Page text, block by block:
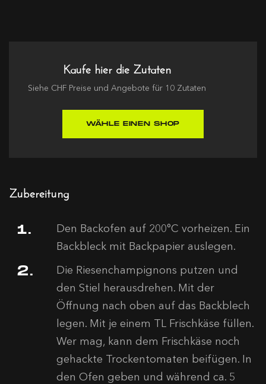
Kaufe hier die Zutaten
Siehe CHF Preise und Angebote für 10 Zutaten
WÄHLE EINEN SHOP
Zubereitung
Den Backofen auf 200°C vorheizen. Ein
Backbleck mit Backpapier auslegen.
Die Riesenchampignons putzen und
den Stiel herausdrehen. Mit der
Öffnung nach oben auf das Backblech
legen. Mit je einem TL Frischkäse füllen.
Wer mag, kann dem Frischkäse noch
gehackte Trockentomaten beifügen. In
den Ofen geben und während ca. 5